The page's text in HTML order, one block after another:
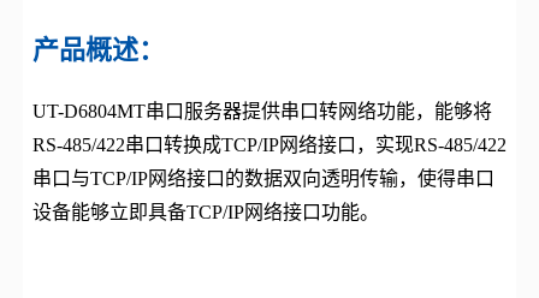
产品概述：
UT-D6804MT串口服务器提供串口转网络功能，能够将
RS-485/422串口转换成TCP/IP网络接口，实现RS-485/422
串口与TCP/IP网络接口的数据双向透明传输，使得串口
设备能够立即具备TCP/IP网络接口功能。